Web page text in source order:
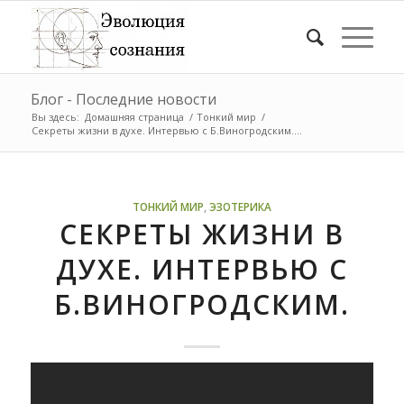
Блог - Последние новости
Вы здесь: Домашняя страница / Тонкий мир /
Секреты жизни в духе. Интервью с Б.Виногродским....
ТОНКИЙ МИР ЭЗОТЕРИКА
СЕКРЕТЫ ЖИЗНИ В
ДУХЕ. ИНТЕРВЬЮ С
Б.ВИНОГРОДСКИМ.